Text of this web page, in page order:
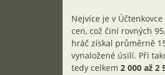
Nejvíce je v
cen, což činí rovných
hráč získal průměrně
vynaložené úsilí. Při
tedy celkem 2 000 až 2